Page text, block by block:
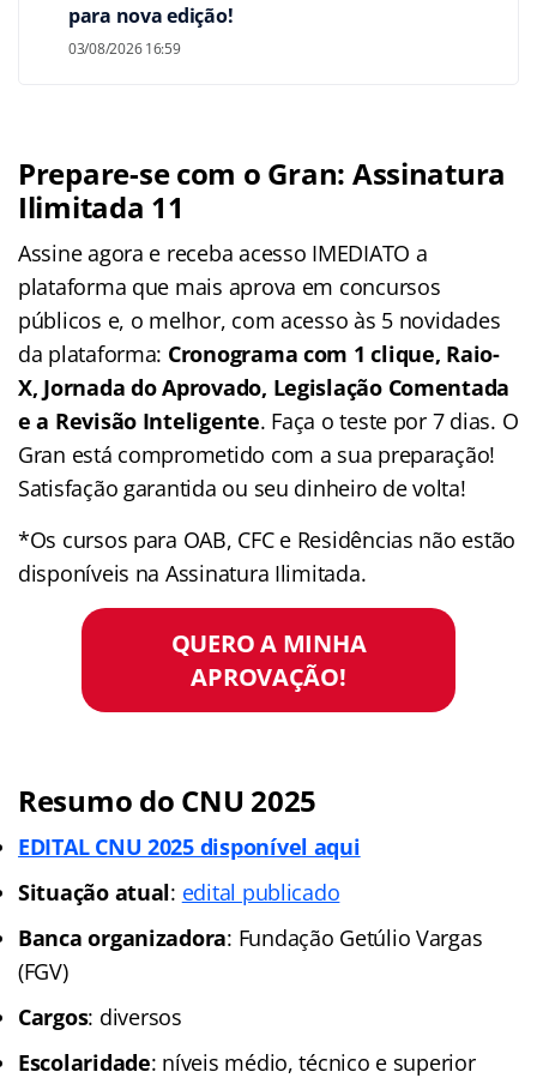
para nova edição!
03/08/2026 16:59
Prepare-se com o Gran: Assinatura
Ilimitada 11
Assine agora e receba acesso IMEDIATO a
plataforma que mais aprova em concursos
públicos e, o melhor, com acesso às 5 novidades
da plataforma: Cronograma com 1 clique, Raio-
X, Jornada do Aprovado, Legislação Comentada
e a Revisão Inteligente. Faça o teste por 7 dias. O
Gran está comprometido com a sua preparação!
Satisfação garantida ou seu dinheiro de volta!
*Os cursos para OAB, CFC e Residências não estão
disponíveis na Assinatura Ilimitada.
QUERO A MINHA
APROVAÇÃO!
Resumo do CNU 2025
EDITAL CNU 2025 disponível aqui
Situação atual: edital publicado
Banca organizadora: Fundação Getúlio Vargas
(FGV)
Cargos: diversos
Escolaridade: níveis médio, técnico e superior